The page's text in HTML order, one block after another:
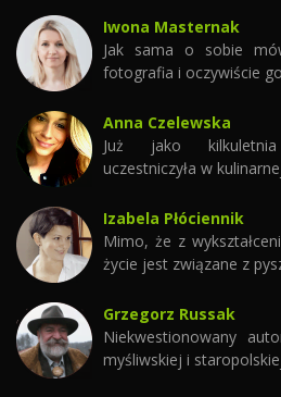
Iwona Masternak
Jak sama o sobie
fotografia i oczywiście
Anna Czelewska
Już jako kilkuletnia
uczestniczyła w
Izabela Płóciennik
Mimo, że z
życie jest związane z
Grzegorz Russak
Niekwestionowany
myśliwskiej i